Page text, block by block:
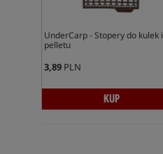
UnderCarp - Stopery do kulek i
pelletu
3,89PLN
KUP